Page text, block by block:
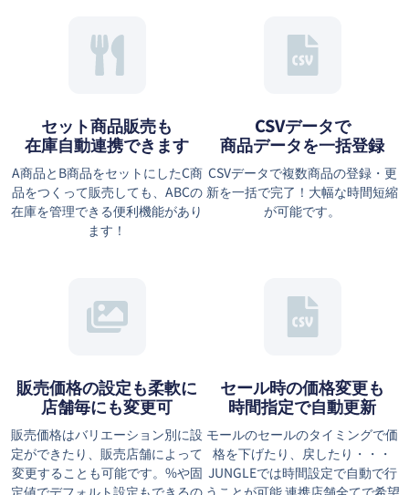
セット商品販売も
在庫自動連携できます
A商品とB商品をセットにしたC商
品をつくって販売しても、ABCの
在庫を管理できる便利機能があり
ます！
CSVデータで
商品データを一括登録
CSVデータで複数商品の登録・更
新を一括で完了！大幅な時間短縮
が可能です。
販売価格の設定も柔軟に
店舗毎にも変更可
販売価格はバリエーション別に設
定ができたり、販売店舗によって
変更することも可能です。%や固
定値でデフォルト設定もできるの
セール時の価格変更も
時間指定で自動更新
モールのセールのタイミングで価
格を下げたり、戻したり・・・
JUNGLEでは時間設定で自動で行
うことが可能 連携店舗全てで希望